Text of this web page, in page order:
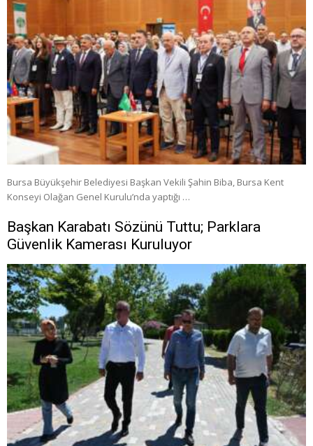
Bursa Büyükşehir Belediyesi Başkan Vekili Şahin Biba, Bursa Kent
Konseyi Olağan Genel Kurulu’nda yaptığı …
Başkan Karabatı Sözünü Tuttu; Parklara
Güvenlik Kamerası Kuruluyor